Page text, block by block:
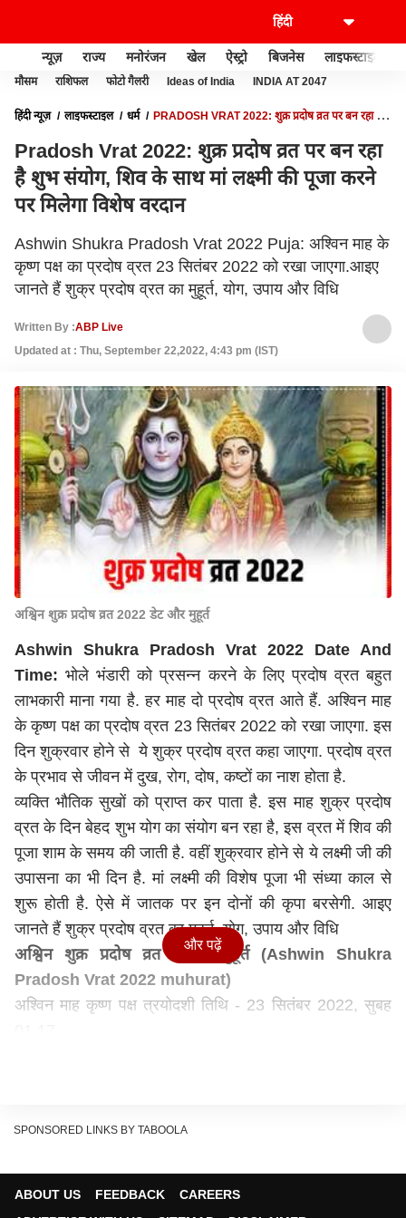
न्यूज़ राज्य मनोरंजन खेल ऐस्ट्रो बिजनेस लाइफस्टाइल
मौसम राशिफल फोटो गैलरी Ideas of India INDIA AT 2047
हिंदी न्यूज़ लाइफस्टाइल धर्म
PRADOSH VRAT 2022: शुक्र प्रदोष व्रत पर बन रहा है
Pradosh Vrat 2022: शुक्र प्रदोष व्रत पर बन रहा
है शुभ संयोग, शिव के साथ मां लक्ष्मी की पूजा करने
पर मिलेगा विशेष वरदान
Ashwin Shukra Pradosh Vrat 2022 Puja: अश्विन माह के
कृष्ण पक्ष का प्रदोष व्रत 23 सितंबर 2022 को रखा जाएगा.आइए
जानते हैं शुक्र प्रदोष व्रत का मुहूर्त, योग, उपाय और विधि
Written By :ABP Live
Updated at : Thu, September 22,2022, 4:43 pm (IST)
अश्विन शुक्र प्रदोष व्रत 2022 डेट और मुहूर्त
Ashwin Shukra Pradosh Vrat 2022 Date And
Time:भोले भंडारी को प्रसन्न करने के लिए प्रदोष व्रत बहुत
लाभकारी माना गया है. हर माह दो प्रदोष व्रत आते हैं. अश्विन माह
के कृष्ण पक्ष का प्रदोष व्रत 23 सितंबर 2022 को रखा जाएगा. इस
दिन शुक्रवार होने से ये शुक्र प्रदोष व्रत कहा जाएगा. प्रदोष व्रत
के प्रभाव से जीवन में दुख, रोग, दोष, कष्टों का नाश होता है.
व्यक्ति भौतिक सुखों को प्राप्त कर पाता है. इस माह शुक्र प्रदोष
व्रत के दिन बेहद शुभ योग का संयोग बन रहा है, इस व्रत में शिव की
पूजा शाम के समय की जाती है. वहीं शुक्रवार होने से ये लक्ष्मी जी की
उपासना का भी दिन है. मां लक्ष्मी की विशेष पूजा भी संध्या काल से
शुरू होती है. ऐसे में जातक पर इन दोनों की कृपा बरसेगी. आइए
जानते हैं शुक्र प्रदोष व्रत का मुहूर्त, योग, उपाय और विधि
अश्विन शुक्र प्रदोष व्रत 2022 मुहूर्त (Ashwin Shukra
Pradosh Vrat 2022 muhurat)
अश्विन माह कृष्ण पक्ष त्रयोदशी तिथि - 23 सितंबर 2022, सुबह
सितंबर 2022)
और पढ़ें
SPONSORED LINKS BY TABOOLA
ABOUT US FEEDBACK
CAREERS